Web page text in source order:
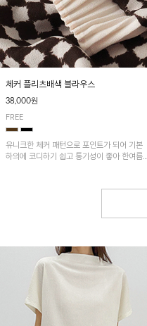
체커 플리츠배색 블라우스
38,000원
FREE
유니크한 체커 패턴으로 포인트가 되어 기본
하의에 코디하기 쉽고 통기성이 좋아 한여름에